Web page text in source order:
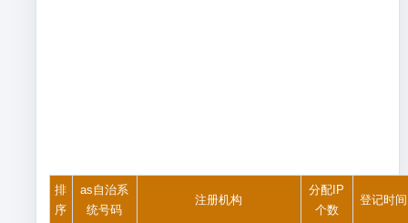
排
序
as自治系
统号码
注册机构
分配IP
个数
登记时间